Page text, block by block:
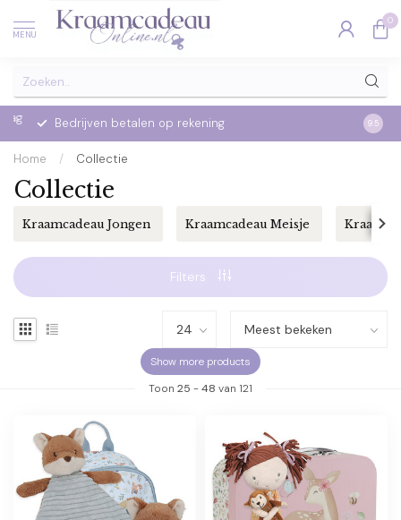
MENU
0
Bedrijven betalen op rekening 9.5
Home / Collectie
Collectie
Kraamcadeau Jongen Kraamcadeau Meisje
Filters
Show more products
Toon 25 -48 van 121